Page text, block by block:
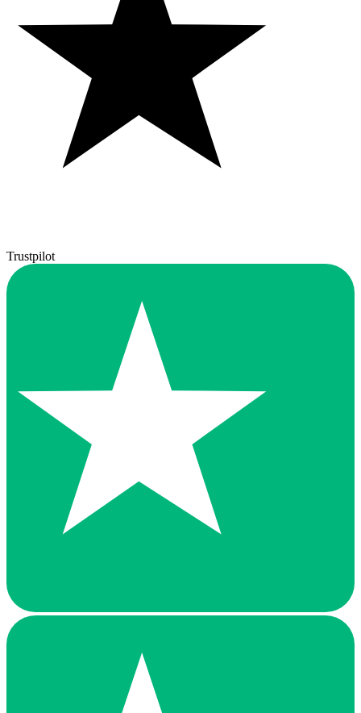
Trustpilot